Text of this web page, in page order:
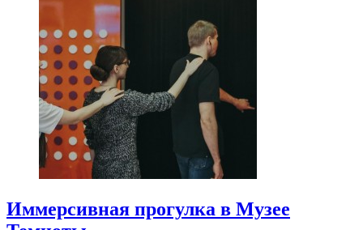
Иммерсивная прогулка в Музее